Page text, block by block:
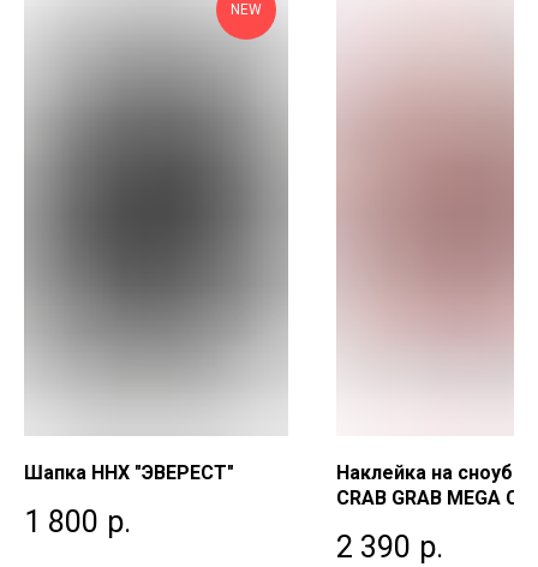
NEW
Шапка ННХ "ЭВЕРЕСТ"
1 800 р.
Наклейка на
CRAB GRAB MEGA
2 390 р.